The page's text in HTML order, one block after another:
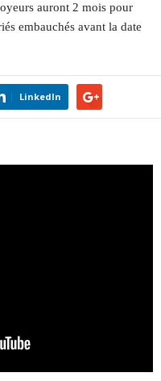
auront 2 mois pour
embauchés avant la date
LinkedIn